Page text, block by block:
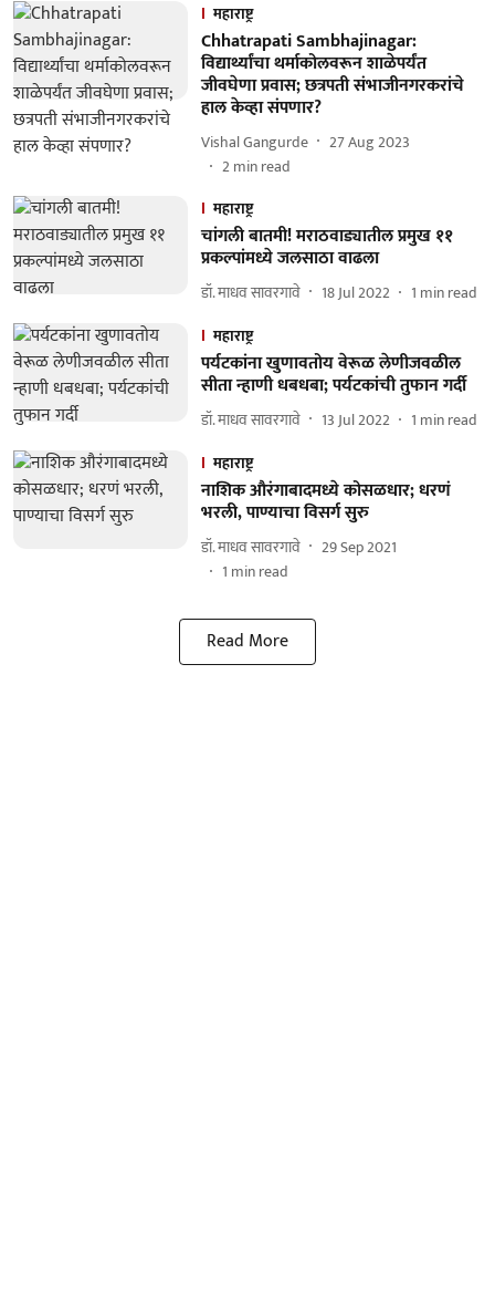
महाराष्ट्र
Chhatrapati Sambhajinagar:
विद्यार्थ्यांचा थर्माकोलवरून शाळेपर्यंत
जीवघेणा प्रवास; छत्रपती संभाजीनगरकरांचे
हाल केव्हा संपणार?
Vishal Gangurde
27 Aug 2023
2min read
महाराष्ट्र
चांगली बातमी! मराठवाड्यातील प्रमुख ११
प्रकल्पांमध्ये जलसाठा वाढला
डॉ. माधव सावरगावे 18 Jul 2022 1 min read
महाराष्ट्र
पर्यटकांना खुणावतोय वेरूळ लेणीजवळील
सीता न्हाणी धबधबा; पर्यटकांची तुफान गर्दी
डॉ. माधव सावरगावे 13 Jul 2022 1 min read
महाराष्ट्र
नाशिक औरंगाबादमध्ये कोसळधार; धरणं
भरली, पाण्याचा विसर्ग सुरु
डॉ. माधव सावरगावे
29 Sep 2021
1 min read
Read More